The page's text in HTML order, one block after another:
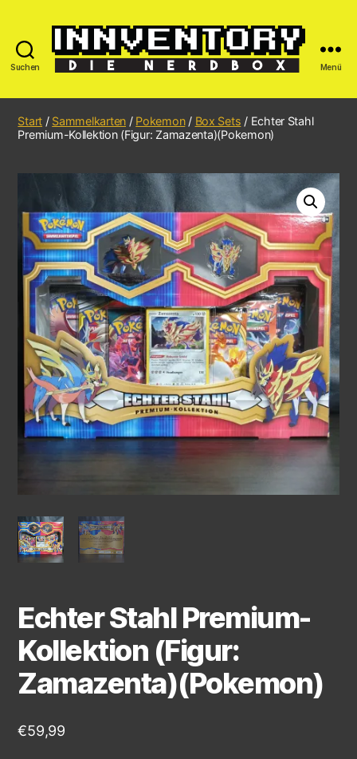
Suchen Menü
Start / Sammelkarten / Pokemon/ Box Sets / Echter Stahl
Premium-Kollektion (Figur: Zamazenta)(Pokemon)
Echter Stahl Premium-
Kollektion (Figur:
Zamazenta)(Pokemon)
€59,99